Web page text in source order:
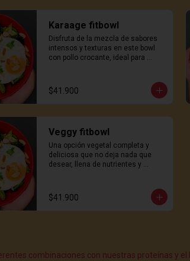
Karaage fitbowl
Disfruta de la mezcla de sabores
intensos y texturas en este bowl
con pollo crocante, ideal para
$41.900
Veggy fitbowl
Una opción vegetal completa y
deliciosa que no deja nada que
desear, llena de nutrientes y
$41.900
combinaciones con nuestras proteínas y